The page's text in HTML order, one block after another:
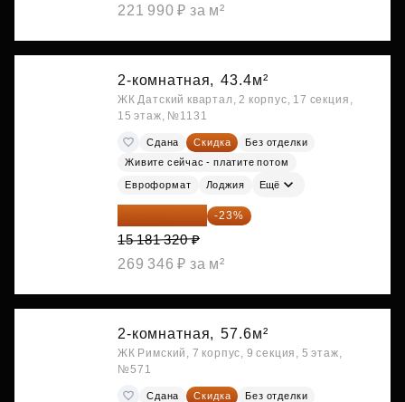
221 990 ₽ за м²
2-комнатная, 43.4м²
ЖК Датский квартал, 2 корпус, 17 секция,
15 этаж, №1131
Сдана Скидка
Без отделки
Живите сейчас - платите потом
Евроформат Лоджия Ещё
11 689 616 ₽ -23%
15 181 320 ₽
269 346 ₽ за м²
2-комнатная, 57.6м²
ЖК Римский, 7 корпус, 9 секция, 5 этаж,
№571
Сдана Скидка
Без отделки